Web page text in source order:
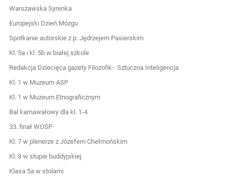
Warszawska Syrenka
Europejski Dzień Mózgu
Spotkanie autorskie z p. Jędrzejem Pasierskim
Kl. 5a i kl. 5b w białej szkole
Redakcja Dziecięca gazety Filozofik - Sztuczna Inteligencja
Kl. 1 w Muzeum ASP
Kl. 1 w Muzeum Etnograficznym
Bal karnawałowy dla kl. 1-4
33. finał WOŚP
Kl. 7 w plenerze z Józefem Chełmońskim
Kl. 8 w stupie buddyjskiej
Klasa 5a w stolarni